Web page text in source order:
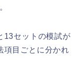
13セットの模試が
項目ごとに分かれ